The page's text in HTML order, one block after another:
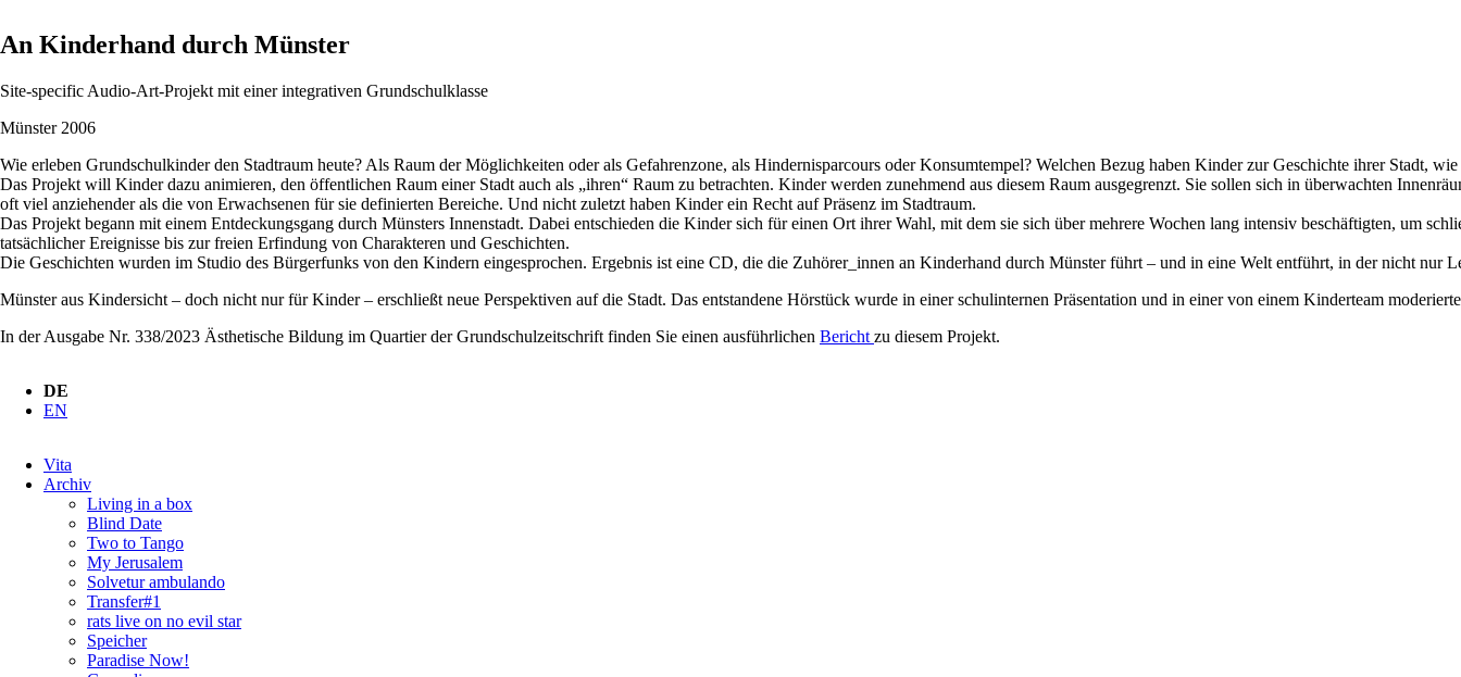
An Kinderhand durch Münster
Site-specific Audio-Art-Projekt mit einer integrativen Grundschulklasse
Münster 2006
Wie erleben Grundschulkinder den Stadtraum heute? Als Raum der Möglichkeiten oder als Gefahrenzone, als Hindernisparcours oder Konsumtempel? Welchen Bezug haben Kinder zur Geschichte ihrer Stadt,
Das Projekt will Kinder dazu animieren, den öffentlichen Raum einer Stadt auch als „ihren“ Raum zu betrachten. Kinder werden zunehmend aus diesem Raum ausgegrenzt. Sie sollen sich in überwachten
oft viel anziehender als die von Erwachsenen für sie definierten Bereiche. Und nicht zuletzt haben Kinder ein Recht auf Präsenz im Stadtraum.
Das Projekt begann mit einem Entdeckungsgang durch Münsters Innenstadt. Dabei entschieden die Kinder sich für einen Ort ihrer Wahl, mit dem sie sich über mehrere Wochen lang intensiv beschäftigten,
tatsächlicher Ereignisse bis zur freien Erfindung von Charakteren und Geschichten.
Die Geschichten wurden im Studio des Bürgerfunks von den Kindern eingesprochen. Ergebnis ist eine CD, die die Zuhörer_innen an Kinderhand durch Münster führt – und in eine Welt entführt, in der nicht nur
Münster aus Kindersicht – doch nicht nur für Kinder – erschließt neue Perspektiven auf die Stadt. Das entstandene Hörstück wurde in einer schulinternen Präsentation und in einer von einem Kinderteam
In der Ausgabe Nr. 338/2023 Ästhetische Bildung im Quartier der Grundschulzeitschrift finden Sie einen ausführlichen Bericht zu diesem Projekt.
DE
EN
überspringen
Vita
Archiv
Living in a box
Blind Date
Two to Tango
My Jerusalem
Solvetur ambulando
Transfer#1
rats live on no evil star
Speicher
Paradise Now!